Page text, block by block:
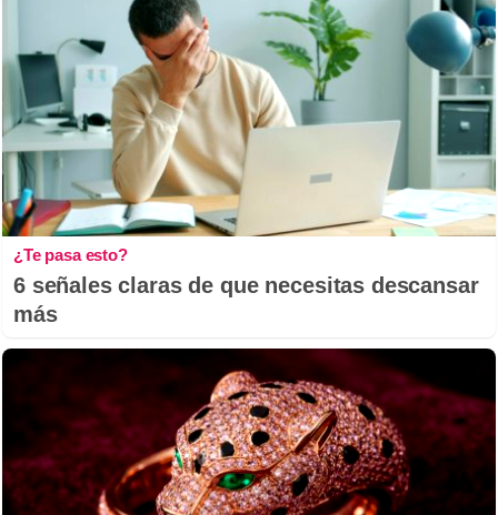
¿Te pasa esto?
6 señales claras de que necesitas descansar
más